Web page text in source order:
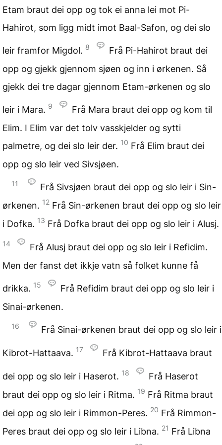
Etam braut dei opp og tok ei anna lei mot Pi-
Hahirot, som ligg midt imot Baal-Safon, og dei slo
leir framfor Migdol. 8
Frå Pi-Hahirot braut dei
opp og gjekk gjennom sjøen og inn i ørkenen. Så
gjekk dei tre dagar gjennom Etam-ørkenen og slo
leir i Mara. 9
Frå Mara braut dei opp og kom til
Elim. I Elim var det tolv vasskjelder og sytti
palmetre, og dei slo leir der. 10 Frå Elim braut dei
opp og slo leir ved Sivsjøen.
11
Frå Sivsjøen braut dei opp og slo leir i Sin-
ørkenen. 12 Frå Sin-ørkenen braut dei opp og slo leir
i Dofka. 13 Frå Dofka braut dei opp og slo leir i Alusj.
14
Frå Alusj braut dei opp og slo leir i Refidim.
Men der fanst det ikkje vatn så folket kunne få
drikka. 15
Frå Refidim braut dei opp og slo leir i
Sinai-ørkenen.
16 Frå Sinai-ørkenen braut dei opp og slo leir i
Kibrot-Hattaava. 17 Frå Kibrot-Hattaava braut
dei opp og slo leir i Haserot. 18
Frå Haserot
braut dei opp og slo leir i Ritma. 19 Frå Ritma braut
dei opp og slo leir i Rimmon-Peres. 20 Frå Rimmon-
Peres braut dei opp og slo leir i Libna. 21 Frå Libna